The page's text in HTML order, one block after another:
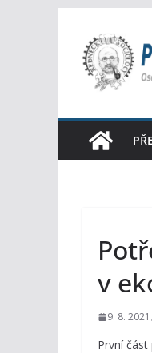
obsah
v
9. 8. 2021
První